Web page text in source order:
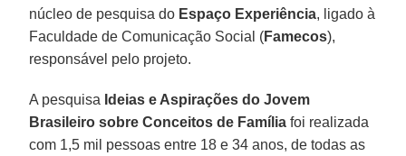
núcleo de pesquisa do Espaço Experiência, ligado à
Faculdade de Comunicação Social (Famecos),
responsável pelo projeto.
A pesquisa Ideias e Aspirações do Jovem
Brasileiro sobre Conceitos de Família foi realizada
com 1,5 mil pessoas entre 18 e 34 anos, de todas as